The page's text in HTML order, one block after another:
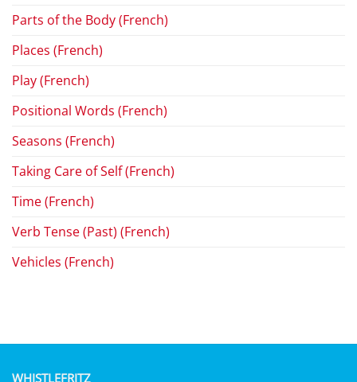
Parts of the Body (French)
Places (French)
Play (French)
Positional Words (French)
Seasons (French)
Taking Care of Self (French)
Time (French)
Verb Tense (Past) (French)
Vehicles (French)
WHISTLEFRITZ